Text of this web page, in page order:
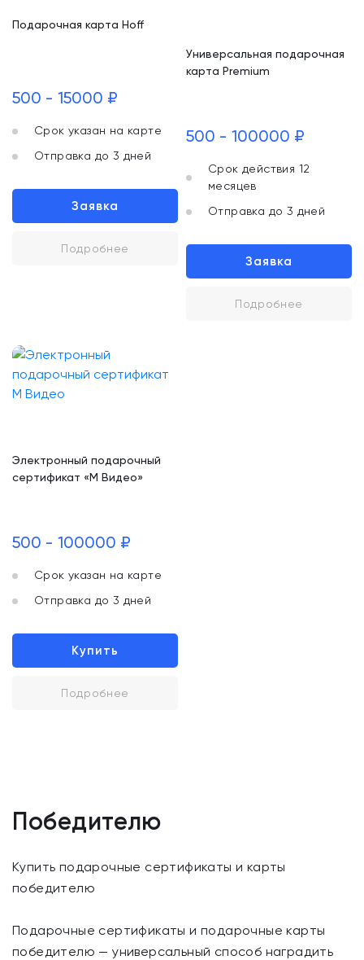
Подарочная карта Hoff
500 - 15000 ₽
Срок указан на карте
Отправка до 3 дней
Заявка
Подробнее
Универсальная подарочная
карта Premium
500 - 100000 ₽
Срок действия 12
месяцев
Отправка до 3 дней
Заявка
Подробнее
Электронный подарочный
сертификат «М Видео»
500 - 100000 ₽
Срок указан на карте
Отправка до 3 дней
Купить
Подробнее
Победителю
Купить подарочные сертификаты и карты
победителю
Подарочные сертификаты и подарочные карты
победителю — универсальный способ наградить